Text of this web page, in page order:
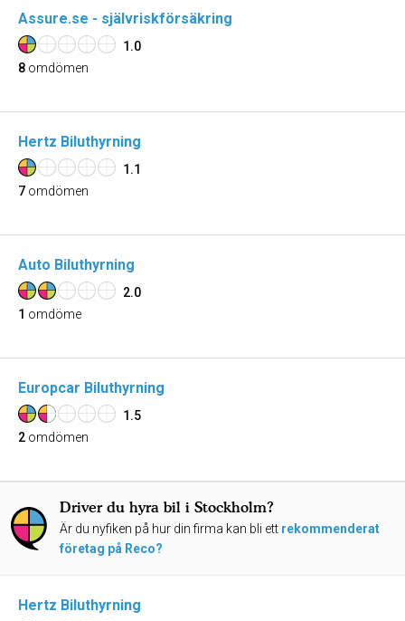
Assure.se - självriskförsäkring
1.0
8 omdömen
Hertz Biluthyrning
1.1
7 omdömen
Auto Biluthyrning
2.0
1 omdöme
Europcar Biluthyrning
1.5
2 omdömen
Driver du hyra bil i Stockholm?
Är du nyfiken på hur din firma kan bli ett rekommenderat
företag på Reco?
Hertz Biluthyrning